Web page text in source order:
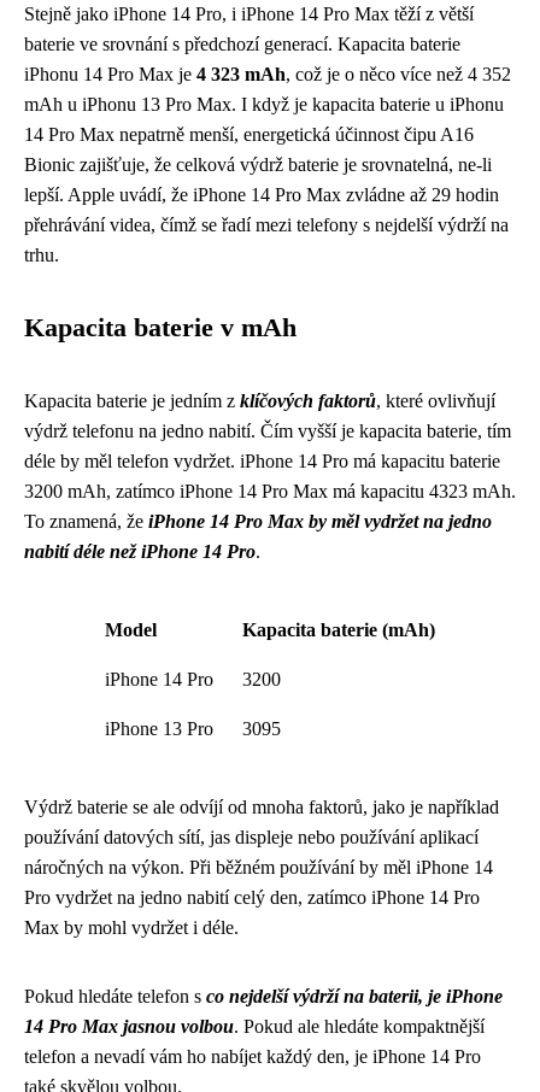
Stejně jako iPhone 14 Pro, i iPhone 14 Pro Max těží z větší
baterie ve srovnání s předchozí generací. Kapacita baterie
iPhonu 14 Pro Max je 4 323 mAh, což je o něco více než 4 352
mAh u iPhonu 13 Pro Max. I když je kapacita baterie u iPhonu
14 Pro Max nepatrně menší, energetická účinnost čipu A16
Bionic zajišťuje, že celková výdrž baterie je srovnatelná, ne-li
lepší. Apple uvádí, že iPhone 14 Pro Max zvládne až 29 hodin
přehrávání videa, čímž se řadí mezi telefony s nejdelší výdrží na
trhu.
Kapacita baterie v mAh
Kapacita baterie je jedním z klíčových faktorů, které ovlivňují
výdrž telefonu na jedno nabití. Čím vyšší je kapacita baterie, tím
déle by měl telefon vydržet. iPhone 14 Pro má kapacitu baterie
3200 mAh, zatímco iPhone 14 Pro Max má kapacitu 4323 mAh.
To znamená, že iPhone 14 Pro Max by měl vydržet na jedno
nabití déle než iPhone 14 Pro.
Model Kapacita baterie (mAh)
iPhone 14 Pro 3200
iPhone 13 Pro 3095
Výdrž baterie se ale odvíjí od mnoha faktorů, jako je například
používání datových sítí, jas displeje nebo používání aplikací
náročných na výkon. Při běžném používání by měl iPhone 14
Pro vydržet na jedno nabití celý den, zatímco iPhone 14 Pro
Max by mohl vydržet i déle.
Pokud hledáte telefon s co nejdelší výdrží na baterii, je iPhone
14 Pro Max jasnou volbou. Pokud ale hledáte kompaktnější
telefon a nevadí vám ho nabíjet každý den, je iPhone 14 Pro
také skvělou volbou.